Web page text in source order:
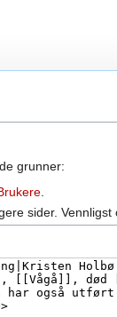
grunner:
sider.